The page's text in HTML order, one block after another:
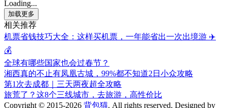
Loading...
加载更多
相关推荐
机票省钱技巧大全：这样买机票，一年能省出一次出境游 ✈️
💰
全球有哪些国家也会过春节？
湘西真的不止有凤凰古城，99%都不知道2日小众攻略
第1次去成都｜三天两夜超全攻略
旅荒了？这8个三线城市，去旅游，高性价比
Copyright © 2015-2026 背包猫. All rights reserved. Designed by